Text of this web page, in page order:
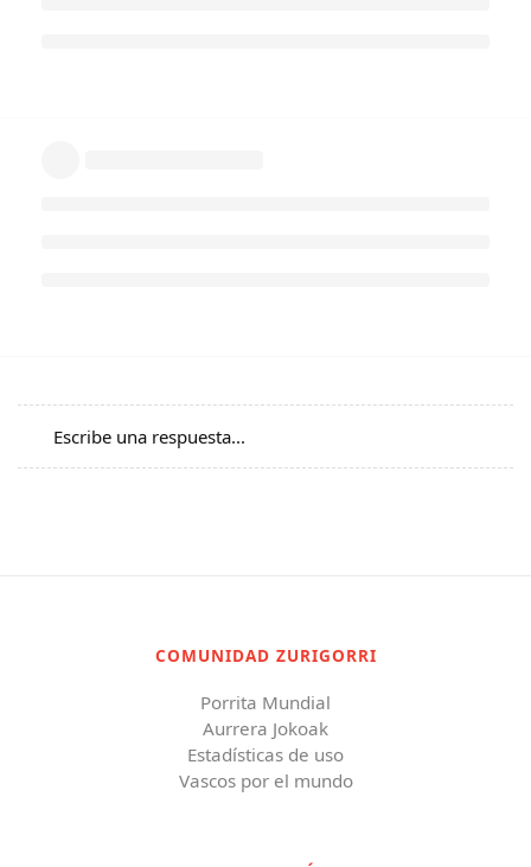
Escribe una respuesta...
COMUNIDAD ZURIGORRI
Porrita Mundial
Aurrera Jokoak
Estadísticas de uso
Vascos por el mundo